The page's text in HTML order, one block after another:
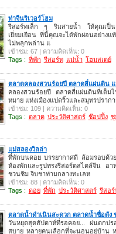
ท่าจีนริเวอร์โฮม
รีสอร์ทเล็ก ๆ ริมสายน้ำ ให้คุณเป็น
เยี่ยมเยือน ที่นี้คุณจะได้พักผ่อนอย่างแท้
ไม่พลุกพล่าน แ
เข้าชม: 67 | ความคิดเห็น: 0
Tags : ที่พัก รีสอร์ท แม่น้ำ โฮมสเตย์
ตลาดคลองสวนร้อยปี ตลาดสี่แผ่นดิน แ
คลองสวนร้อยปี ตลาดสี่แผ่นดินที่เต็ม
หมาย แห่งเมืองแปดริ้วและสมุทรปรากา
เข้าชม: 109 | ความคิดเห็น: 0
Tags : ตลาด ประวัติศาสตร์ ช๊อปปิ้ง ชุ
แม่สลองวิลล่า
ที่พักบนดอย บรรยากาศดี ล้อมรอบด้ว
ห้องพักและรูปทรงรีสอร์ตสไตล์จีน อา
ชวนชิม จิบชาท่ามกลางทะเลห
เข้าชม: 88 | ความคิดเห็น: 0
Tags : ดอย ที่พัก ประวัติศาสตร์ รีสอร์
ตลาดน้ำดำเนินสะดวก ตลาดน้ำชื่อดัง
วันหยุดสุดสัปดาห์ที่รอคอย... ฝนตกปร
สบาย หลายคนเลือกที่จะนอนอยู่บ้าน